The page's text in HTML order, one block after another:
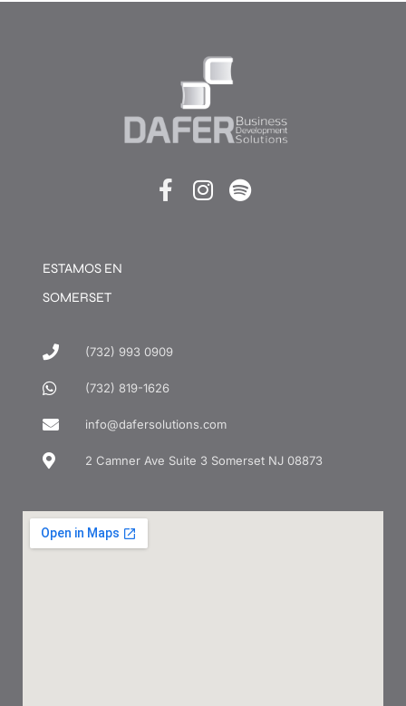
ESTAMOS EN
SOMERSET
(732) 993 0909
(732) 819-1626
info@dafersolutions.com
2 Camner Ave Suite 3 Somerset NJ 08873